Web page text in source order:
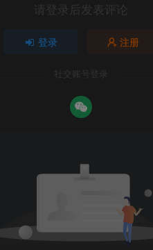
请登录后发表评论
登录 注册
社交账号登录